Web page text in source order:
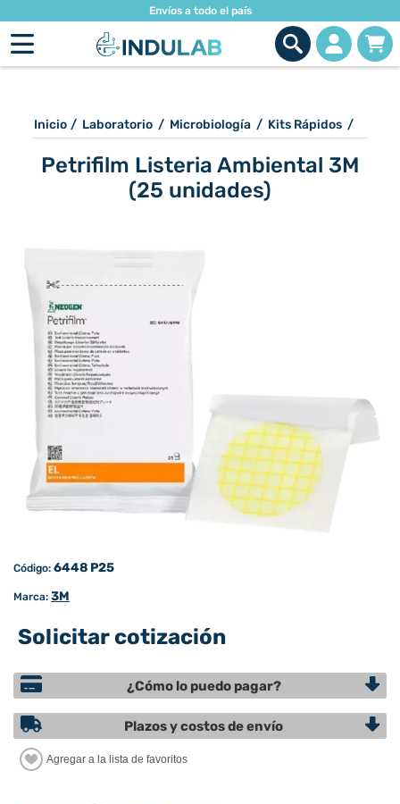
Envíos a todo el país
Inicio / Laboratorio / Microbiología / Kits Rápidos /
Petrifilm Listeria Ambiental 3M
(25 unidades)
Código: 6448 P25
Marca: 3M
Solicitar cotización
¿Cómo lo puedo pagar?
Plazos y costos de envío